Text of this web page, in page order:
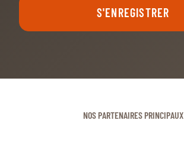
S'ENREGISTRER
NOS PARTENAIRES PRINCIPAUX